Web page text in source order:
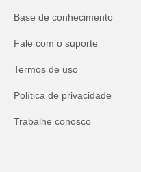
Base de conhecimento
Fale com o suporte
Termos de uso
Política de privacidade
Trabalhe conosco